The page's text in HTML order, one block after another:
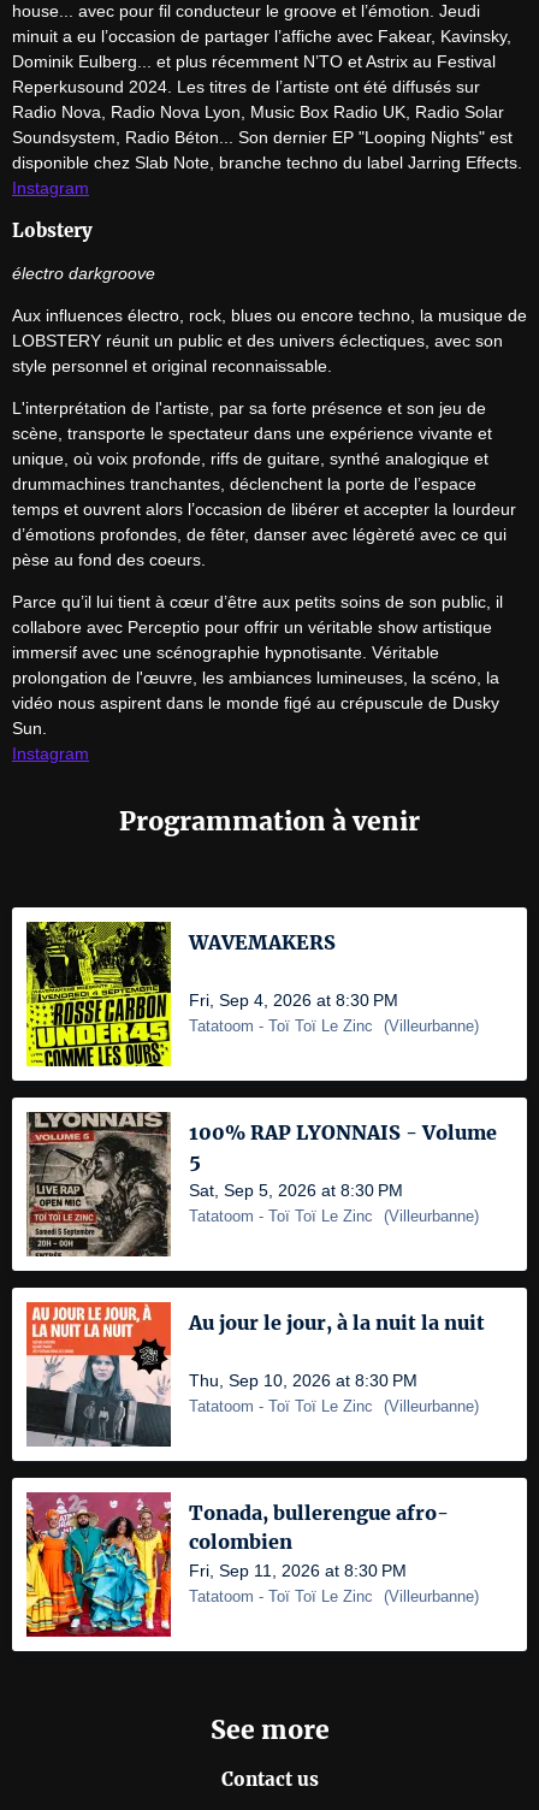
house... avec pour fil conducteur le groove et l’émotion. Jeudi
minuit a eu l’occasion de partager l’affiche avec Fakear, Kavinsky,
Dominik Eulberg... et plus récemment N’TO et Astrix au Festival
Reperkusound 2024. Les titres de l’artiste ont été diffusés sur
Radio Nova, Radio Nova Lyon, Music Box Radio UK, Radio Solar
Soundsystem, Radio Béton... Son dernier EP "Looping Nights" est
Instagram
Lobstery
électro darkgroove
Aux influences électro, rock, blues ou encore techno, la musique de
LOBSTERY réunit un public et des univers éclectiques, avec son
style personnel et original reconnaissable.
L'interprétation de l'artiste, par sa forte présence et son jeu de
scène, transporte le spectateur dans une expérience vivante et
unique, où voix profonde, riffs de guitare, synthé analogique et
drummachines tranchantes, déclenchent la porte de l’espace
temps et ouvrent alors l’occasion de libérer et accepter la lourdeur
d’émotions profondes, de fêter, danser avec légèreté avec ce qui
pèse au fond des coeurs.
Parce qu’il lui tient à cœur d’être aux petits soins de son public, il
collabore avec Perceptio pour offrir un véritable show artistique
immersif avec une scénographie hypnotisante. Véritable
prolongation de l'œuvre, les ambiances lumineuses, la scéno, la
vidéo nous aspirent dans le monde figé au crépuscule de Dusky
Instagram
Programmation à venir
WAVEMAKERS
Fri, Sep 4, 2026 at 8:30 PM
Tatatoom - Toï Toï Le Zinc (Villeurbanne)
100% RAP LYONNAIS - Volume
5
Sat, Sep 5, 2026 at 8:30 PM
Tatatoom - Toï Toï Le Zinc (Villeurbanne)
Au jour le jour, à la nuit la nuit
Thu, Sep 10, 2026 at 8:30 PM
Tatatoom - Toï Toï Le Zinc (Villeurbanne)
Tonada, bullerengue afro-
colombien
Fri, Sep 11, 2026 at 8:30 PM
Tatatoom - Toï Toï Le Zinc (Villeurbanne)
See more
Contact us